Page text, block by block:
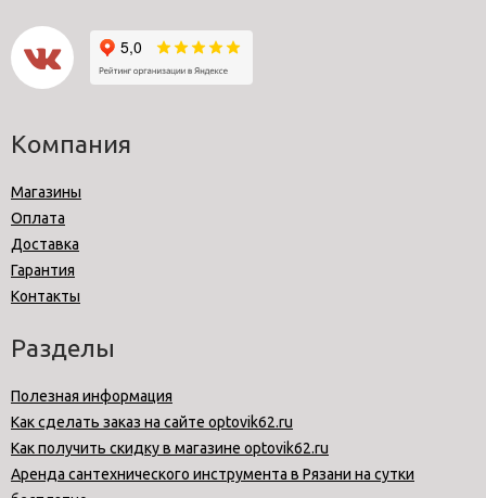
Компания
Магазины
Оплата
Доставка
Гарантия
Контакты
Разделы
Полезная информация
Как сделать заказ на сайте optovik62.ru
Как получить скидку в магазине optovik62.ru
Аренда сантехнического инструмента в Рязани на сутки